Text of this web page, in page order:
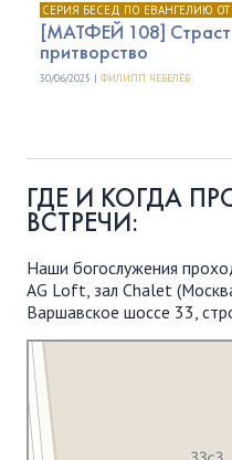
СЕРИЯ БЕСЕД ПО ЕВАНГЕЛИЮ ОТ
[МАТФЕЙ 108]
притворство
30/06/2025 | ФИЛИПП ЧЕВЕЛЁВ
ГДЕ И КОГДА
ВСТРЕЧИ:
Наши богослужения
AG Loft, зал Chalet
Варшавское шоссе 33,
Московская Библейская Церковь
Протестантская церковь в Москве